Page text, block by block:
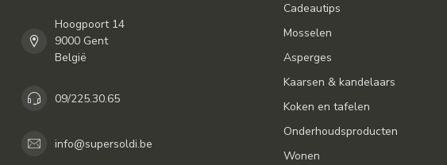
Hoogpoort 14
9000 Gent
België
09/225.30.65
info@supersoldi.be
Cadeautips
Mosselen
Asperges
Kaarsen & kandelaars
Koken en tafelen
Onderhoudsproducten
Wonen